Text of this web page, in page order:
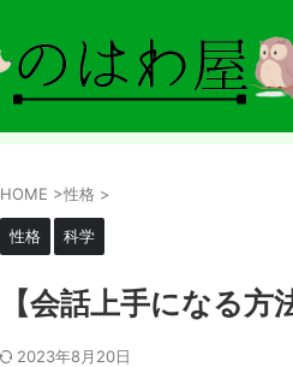
HOME >性格 >
性格 科学
【会話上手になる
2023年8月20日